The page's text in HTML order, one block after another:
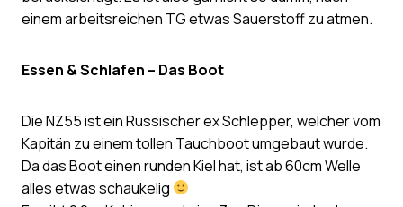
einem arbeitsreichen TG etwas Sauerstoff zu atmen.
Essen & Schlafen – Das Boot
Die NZ55 ist ein Russischer ex Schlepper, welcher vom
Kapitän zu einem tollen Tauchboot umgebaut wurde.
Da das Boot einen runden Kiel hat, ist ab 60cm Welle
alles etwas schaukelig